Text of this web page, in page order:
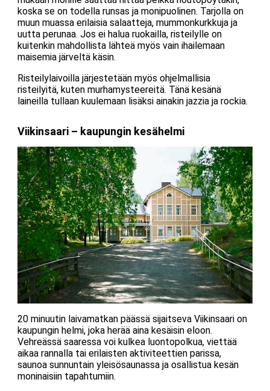
koska se on todella runsas ja monipuolinen. Tarjolla on
muun muassa erilaisia salaatteja, mummonkurkkuja ja
uutta perunaa. Jos ei halua ruokailla, risteilylle on
kuitenkin mahdollista lähteä myös vain ihailemaan
maisemia järveltä käsin.
Risteilylaivoilla järjestetään myös ohjelmallisia
risteilyitä, kuten murhamysteereitä. Tänä kesänä
laineilla tullaan kuulemaan lisäksi ainakin jazzia ja rockia.
Viikinsaari – kaupungin kesähelmi
20 minuutin laivamatkan päässä sijaitseva Viikinsaari on
kaupungin helmi, joka herää aina kesäisin eloon.
Vehreässä saaressa voi kulkea luontopolkua, viettää
aikaa rannalla tai erilaisten aktiviteettien parissa,
saunoa sunnuntain yleisösaunassa ja osallistua kesän
moninaisiin tapahtumiin.